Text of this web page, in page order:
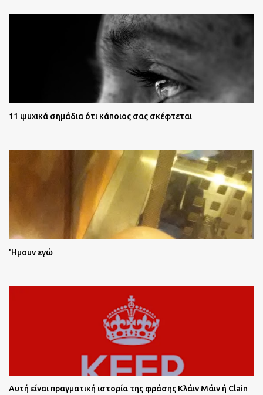
11 ψυχικά σημάδια ότι κάποιος σας σκέφτεται
'Ημουν εγώ
Αυτή είναι πραγματική ιστορία της φράσης Κλάιν Μάιν ή Clain